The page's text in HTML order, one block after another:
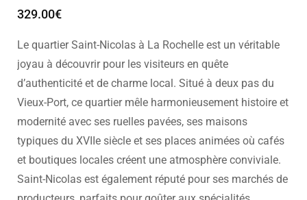
329.00€
Le quartier Saint-Nicolas à La Rochelle est un véritable
joyau à découvrir pour les visiteurs en quête
d’authenticité et de charme local. Situé à deux pas du
Vieux-Port, ce quartier mêle harmonieusement histoire et
modernité avec ses ruelles pavées, ses maisons
typiques du XVIIe siècle et ses places animées où cafés
et boutiques locales créent une atmosphère conviviale.
Saint-Nicolas est également réputé pour ses marchés de